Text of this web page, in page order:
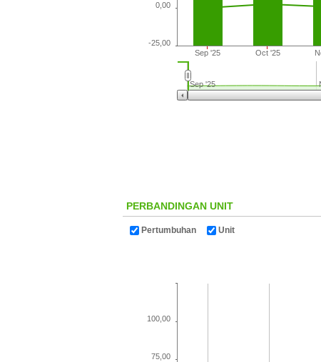
Sep '25 Oct '25
0,00
-25,00
Sep '25
PERBANDINGAN UNIT
Pertumbuhan Unit
100,00
75,00